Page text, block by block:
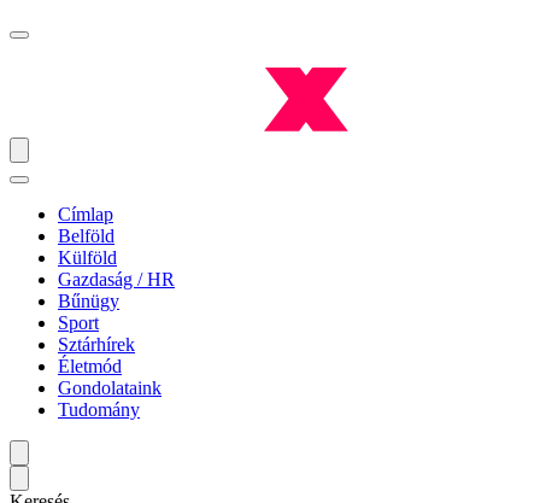
Címlap
Belföld
Külföld
Gazdaság / HR
Bűnügy
Sport
Sztárhírek
Életmód
Gondolataink
Tudomány